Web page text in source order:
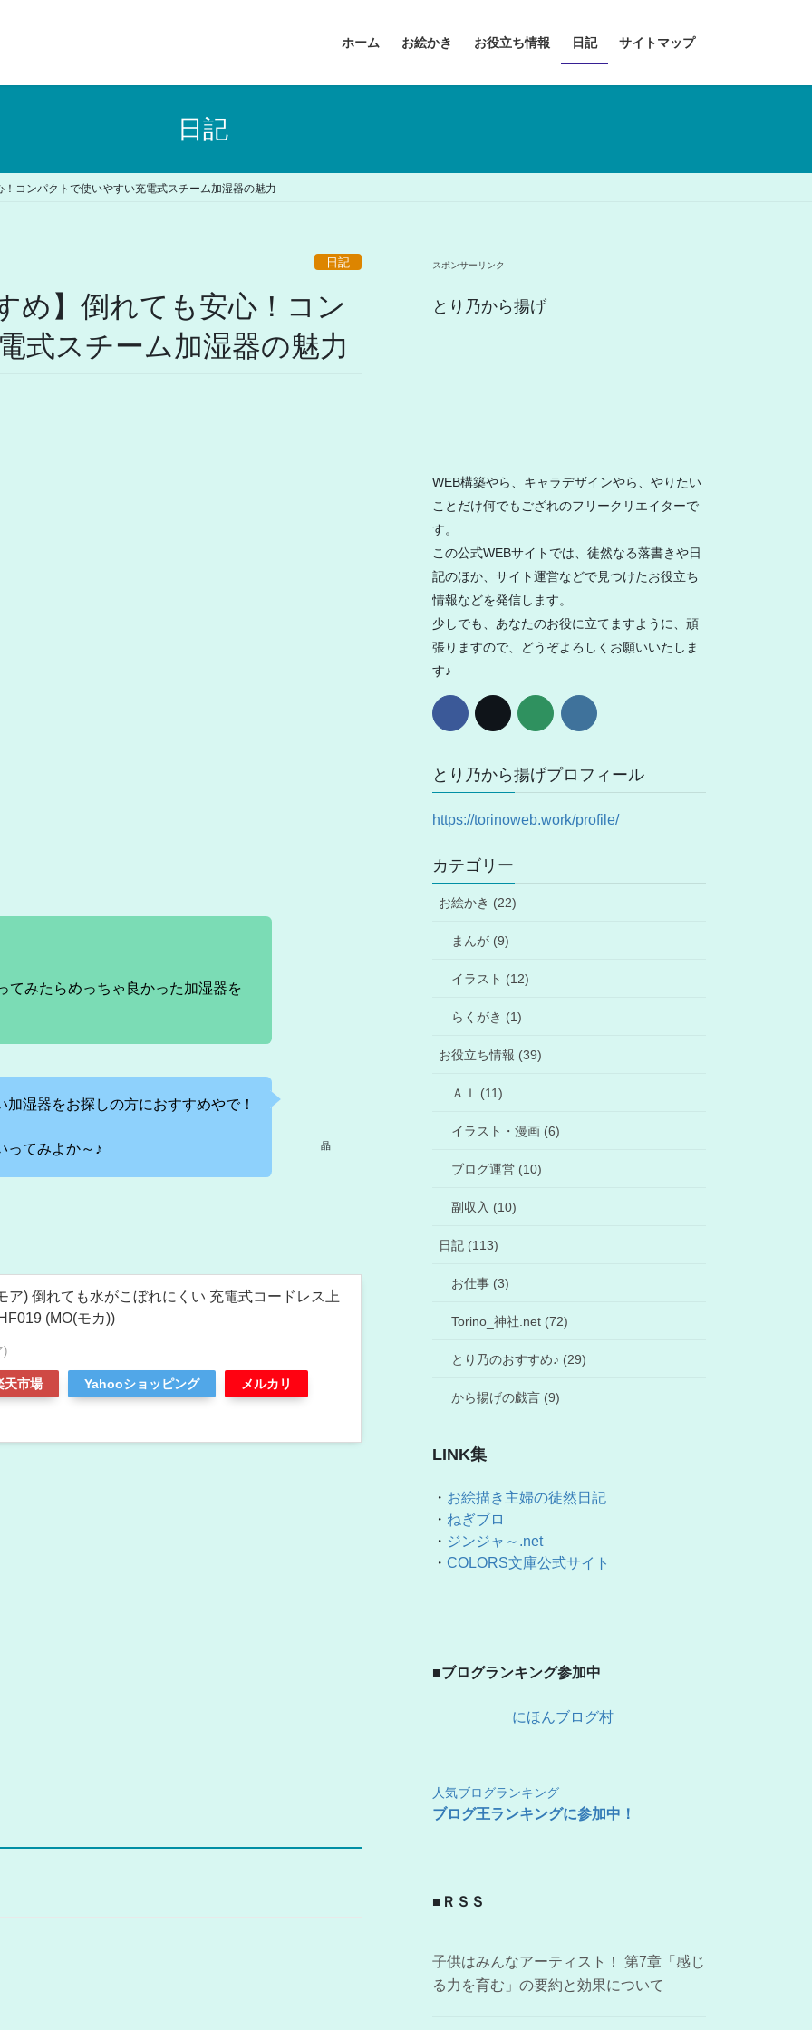
ホーム お絵かき お役立ち情報 日記 サイトマップ
日記
！コンパクトで使いやすい充電式スチーム加湿器の魅力
日記
め】倒れても安心！コン
式スチーム加湿器の魅力
てみたらめっちゃ良かった加湿器を
晶
加湿器をお探しの方におすすめやで！
ってみよか～♪
ア) 倒れても水がこぼれにくい 充電式コードレス上
(MO(モカ))
)
天市場 Yahooショッピング メルカリ
スポンサーリンク
とり乃から揚げ
WEB構築やら、キャラデザインやら、やりたい
ことだけ何でもござれのフリークリエイターで
す。
この公式WEBサイトでは、徒然なる落書きや日
記のほか、サイト運営などで見つけたお役立ち
情報などを発信します。
少しでも、あなたのお役に立てますように、頑
張りますので、どうぞよろしくお願いいたしま
す♪
とり乃から揚げプロフィール
https://torinoweb.work/profile/
カテゴリー
お絵かき (22)
まんが (9)
イラスト (12)
らくがき (1)
お役立ち情報 (39)
ＡＩ (11)
イラスト・漫画 (6)
ブログ運営 (10)
副収入 (10)
日記 (113)
お仕事 (3)
Torino_神社.net (72)
とり乃のおすすめ♪ (29)
から揚げの戯言 (9)
LINK集
・ お絵描き主婦の徒然日記
・ ねぎブロ
・ ジンジャ～.net
・COLORS文庫公式サイト
■ブログランキング参加中
にほんブログ村
人気ブログランキング
ブログ王ランキングに参加中！
■ＲＳＳ
子供はみんなアーティスト！ 第7章「感じ
る力を育む」の要約と効果について